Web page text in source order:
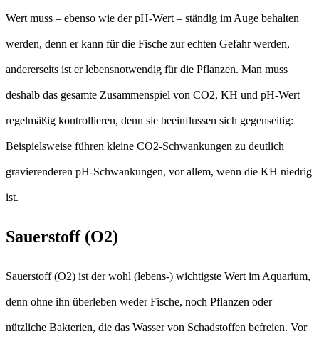
Wert muss – ebenso wie der pH-Wert – ständig im Auge behalten
werden, denn er kann für die Fische zur echten Gefahr werden,
andererseits ist er lebensnotwendig für die Pflanzen. Man muss
deshalb das gesamte Zusammenspiel von CO2, KH und pH-Wert
regelmäßig kontrollieren, denn sie beeinflussen sich gegenseitig:
Beispielsweise führen kleine CO2-Schwankungen zu deutlich
gravierenderen pH-Schwankungen, vor allem, wenn die KH niedrig
ist.
Sauerstoff (O2)
Sauerstoff (O2) ist der wohl (lebens-) wichtigste Wert im Aquarium,
denn ohne ihn überleben weder Fische, noch Pflanzen oder
nützliche Bakterien, die das Wasser von Schadstoffen befreien. Vor